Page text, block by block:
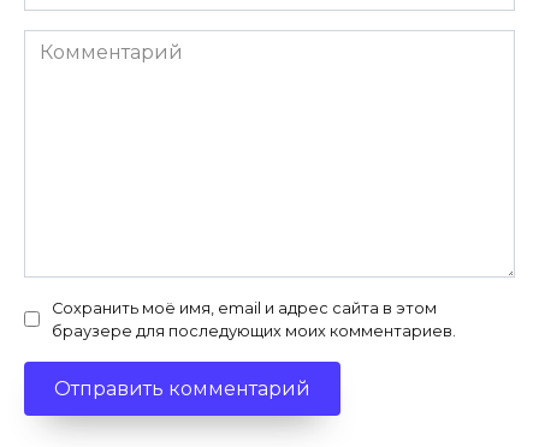
Комментарий
Сохранить моё имя, email и адрес сайта в этом
браузере для последующих моих комментариев.